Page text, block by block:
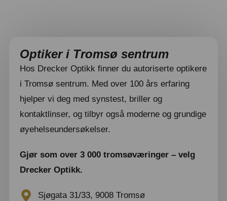
Optiker i Tromsø sentrum
Hos Drecker Optikk finner du autoriserte optikere
i Tromsø sentrum. Med over 100 års erfaring
hjelper vi deg med synstest, briller og
kontaktlinser, og tilbyr også moderne og grundige
øyehelseundersøkelser.
Gjør som over 3 000 tromsøværinger – velg
Drecker Optikk.
Sjøgata 31/33, 9008 Tromsø